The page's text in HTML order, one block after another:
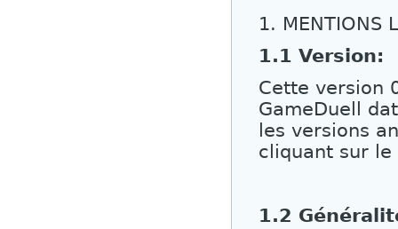
1. MENTIONS
1.1 Version:
Cette version
GameDuell
les versions
cliquant sur
1.2